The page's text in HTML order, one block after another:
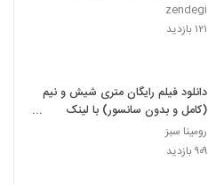
zendegi
۱۲۱ بازدید
دانلود فیلم رایگان متری شیش و نیم
(کامل و بدون سانسور) با لینک
مستقیم
رومینا سبز
۹۰۹ بازدید